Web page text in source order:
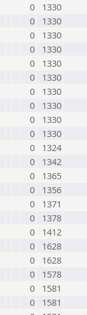
0
1330
0
1330
0
1330
0
1330
0
1330
0
1330
0
1330
0
1330
0
1330
0
1330
0
1324
0
1342
0
1365
0
1356
0
1371
0
1378
0
1412
0
1628
0
1628
0
1578
0
1581
0
1581